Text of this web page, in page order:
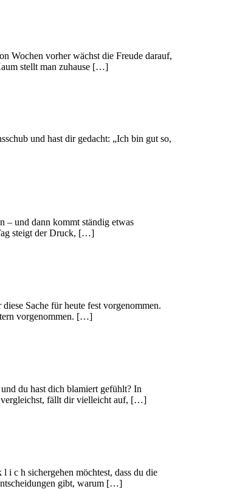
Wochen vorher wächst die Freude darauf,
stellt man zuhause […]
und hast dir gedacht: „Ich bin gut so,
– und dann kommt ständig etwas
steigt der Druck, […]
Sache für heute fest vorgenommen.
vorgenommen. […]
du hast dich blamiert gefühlt? In
vergleichst, fällt dir vielleicht auf, […]
i c h sichergehen möchtest, dass du die
gibt, warum […]